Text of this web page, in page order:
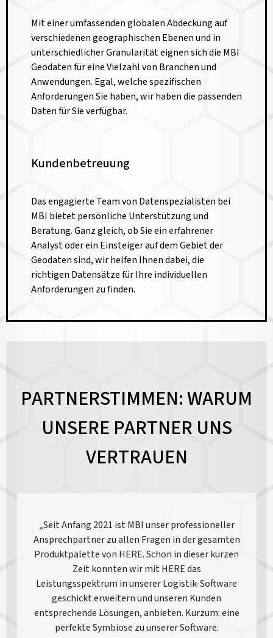
Mit einer umfassenden globalen Abdeckung auf
verschiedenen geographischen Ebenen und in
unterschiedlicher Granularität eignen sich die MBI
Geodaten für eine Vielzahl von Branchen und
Anwendungen. Egal, welche spezifischen
Anforderungen Sie haben, wir haben die passenden
Daten für Sie verfügbar.
Kundenbetreuung
Das engagierte Team von Datenspezialisten bei
MBI bietet persönliche Unterstützung und
Beratung. Ganz gleich, ob Sie ein erfahrener
Analyst oder ein Einsteiger auf dem Gebiet der
Geodaten sind, wir helfen Ihnen dabei, die
richtigen Datensätze für Ihre individuellen
Anforderungen zu finden.
PARTNERSTIMMEN: WARUM
UNSERE PARTNER UNS
VERTRAUEN
„Seit Anfang 2021 ist MBI unser professioneller
Ansprechpartner zu allen Fragen in der gesamten
Produktpalette von HERE. Schon in dieser kurzen
Zeit konnten wir mit HERE das
Leistungsspektrum in unserer Logistik-Software
geschickt erweitern und unseren Kunden
entsprechende Lösungen, anbieten. Kurzum: eine
perfekte Symbiose zu unserer Software.